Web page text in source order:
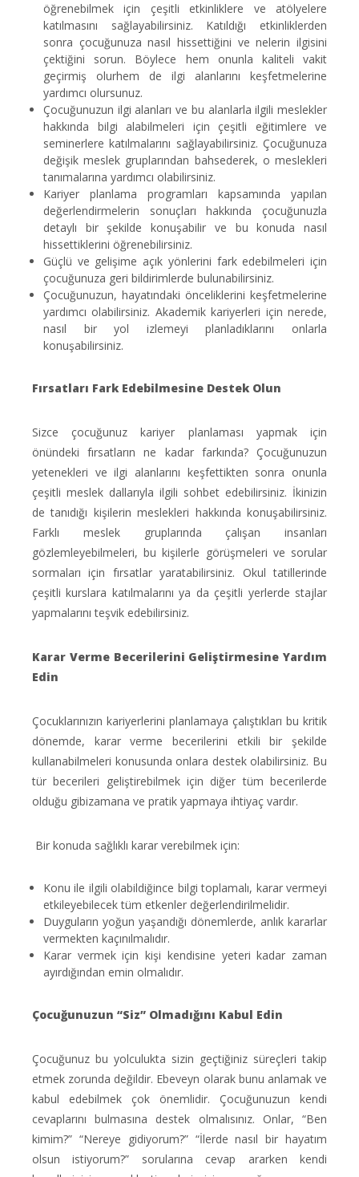
öğrenebilmek için çeşitli etkinliklere ve atölyelere
katılmasını sağlayabilirsiniz. Katıldığı etkinliklerden
sonra çocuğunuza nasıl hissettiğini ve nelerin ilgisini
çektiğini sorun. Böylece hem onunla kaliteli vakit
geçirmiş olurhem de ilgi alanlarını keşfetmelerine
yardımcı olursunuz.
Çocuğunuzun ilgi alanları ve bu alanlarla ilgili meslekler
hakkında bilgi alabilmeleri için çeşitli eğitimlere ve
seminerlere katılmalarını sağlayabilirsiniz. Çocuğunuza
değişik meslek gruplarından bahsederek, o meslekleri
tanımalarına yardımcı olabilirsiniz.
Kariyer planlama programları kapsamında yapılan
değerlendirmelerin sonuçları hakkında çocuğunuzla
detaylı bir şekilde konuşabilir ve bu konuda nasıl
hissettiklerini öğrenebilirsiniz.
Güçlü ve gelişime açık yönlerini fark edebilmeleri için
çocuğunuza geri bildirimlerde bulunabilirsiniz.
Çocuğunuzun, hayatındaki önceliklerini keşfetmelerine
yardımcı olabilirsiniz. Akademik kariyerleri için nerede,
nasıl bir yol izlemeyi planladıklarını onlarla
konuşabilirsiniz.
Fırsatları Fark Edebilmesine Destek Olun
Sizce çocuğunuz kariyer planlaması yapmak için
önündeki fırsatların ne kadar farkında? Çocuğunuzun
yetenekleri ve ilgi alanlarını keşfettikten sonra onunla
çeşitli meslek dallarıyla ilgili sohbet edebilirsiniz. İkinizin
de tanıdığı kişilerin meslekleri hakkında konuşabilirsiniz.
Farklı meslek gruplarında çalışan insanları
gözlemleyebilmeleri, bu kişilerle görüşmeleri ve sorular
sormaları için fırsatlar yaratabilirsiniz. Okul tatillerinde
çeşitli kurslara katılmalarını ya da çeşitli yerlerde stajlar
yapmalarını teşvik edebilirsiniz.
Karar Verme Becerilerini Geliştirmesine Yardım
Edin
Çocuklarınızın kariyerlerini planlamaya çalıştıkları bu kritik
dönemde, karar verme becerilerini etkili bir şekilde
kullanabilmeleri konusunda onlara destek olabilirsiniz. Bu
tür becerileri geliştirebilmek için diğer tüm becerilerde
olduğu gibizamana ve pratik yapmaya ihtiyaç vardır.
Bir konuda sağlıklı karar verebilmek için:
Konu ile ilgili olabildiğince bilgi toplamalı, karar vermeyi
etkileyebilecek tüm etkenler değerlendirilmelidir.
Duyguların yoğun yaşandığı dönemlerde, anlık kararlar
vermekten kaçınılmalıdır.
Karar vermek için kişi kendisine yeteri kadar zaman
ayırdığından emin olmalıdır.
Çocuğunuzun “Siz” Olmadığını Kabul Edin
Çocuğunuz bu yolculukta sizin geçtiğiniz süreçleri takip
etmek zorunda değildir. Ebeveyn olarak bunu anlamak ve
kabul edebilmek çok önemlidir. Çocuğunuzun kendi
cevaplarını bulmasına destek olmalısınız. Onlar, “Ben
kimim?” “Nereye gidiyorum?” “İlerde nasıl bir hayatım
olsun istiyorum?” sorularına cevap ararken kendi